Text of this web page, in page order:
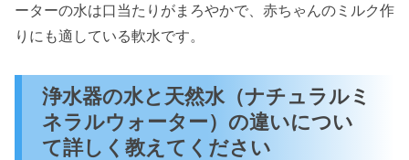
ーターの水は口当たりがまろやかで、赤ちゃんのミルク作
りにも適している軟水です。
浄水器の水と天然水（ナチュラルミ
ネラルウォーター）の違いについ
て詳しく教えてください